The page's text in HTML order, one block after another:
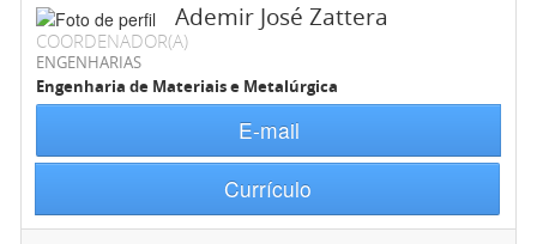
Ademir José Zattera
COORDENADOR(A)
ENGENHARIAS
Engenharia de Materiais e Metalúrgica
E-mail
Currículo